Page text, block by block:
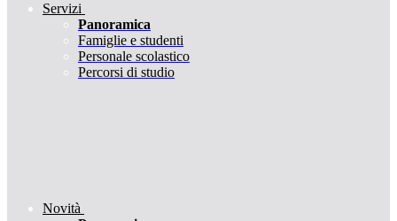
Servizi
Panoramica
Famiglie e studenti
Personale scolastico
Percorsi di studio
Novità